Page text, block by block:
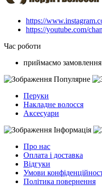
https://
https://youtube.com/
Час роботи
приймаємо
Популярне
Перуки
Накладне волосся
Аксесуари
Інформація
Про нас
Оплата і доставка
Відгуки
Умови
Політика повернення